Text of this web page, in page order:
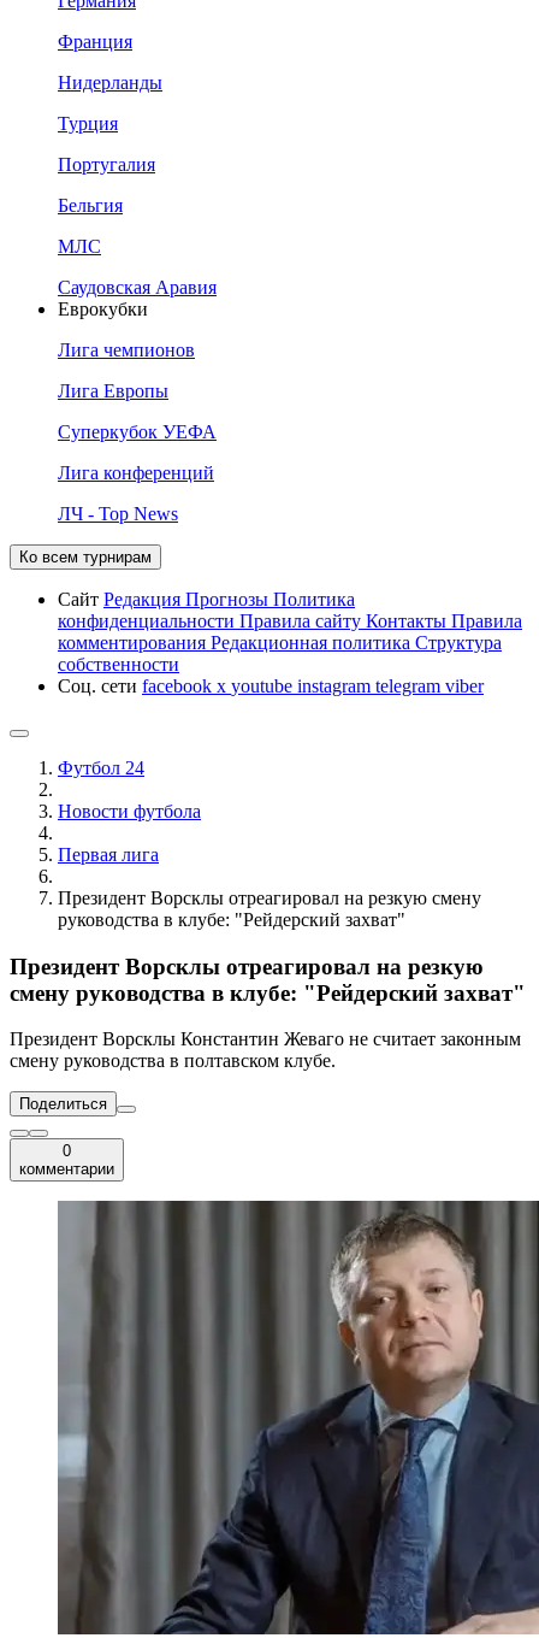
Франция
Нидерланды
Турция
Португалия
Бельгия
МЛС
Саудовская Аравия
Еврокубки
Лига чемпионов
Лига Европы
Суперкубок УЕФА
Лига конференций
ЛЧ - Top News
Ко всем турнирам
Сайт Редакция Прогнозы Политика
конфиденциальности Правила сайту Контакты Правила
комментирования Редакционная политика Структура
собственности
Соц. сети facebook x youtube instagram telegram viber
Футбол 24
Новости футбола
Первая лига
Президент Ворсклы отреагировал на резкую смену
руководства в клубе: "Рейдерский захват"
Президент Ворсклы отреагировал на резкую
смену руководства в клубе: "Рейдерский захват"
Президент Ворсклы Константин Жеваго не считает законным
смену руководства в полтавском клубе.
Поделиться
0
комментарии